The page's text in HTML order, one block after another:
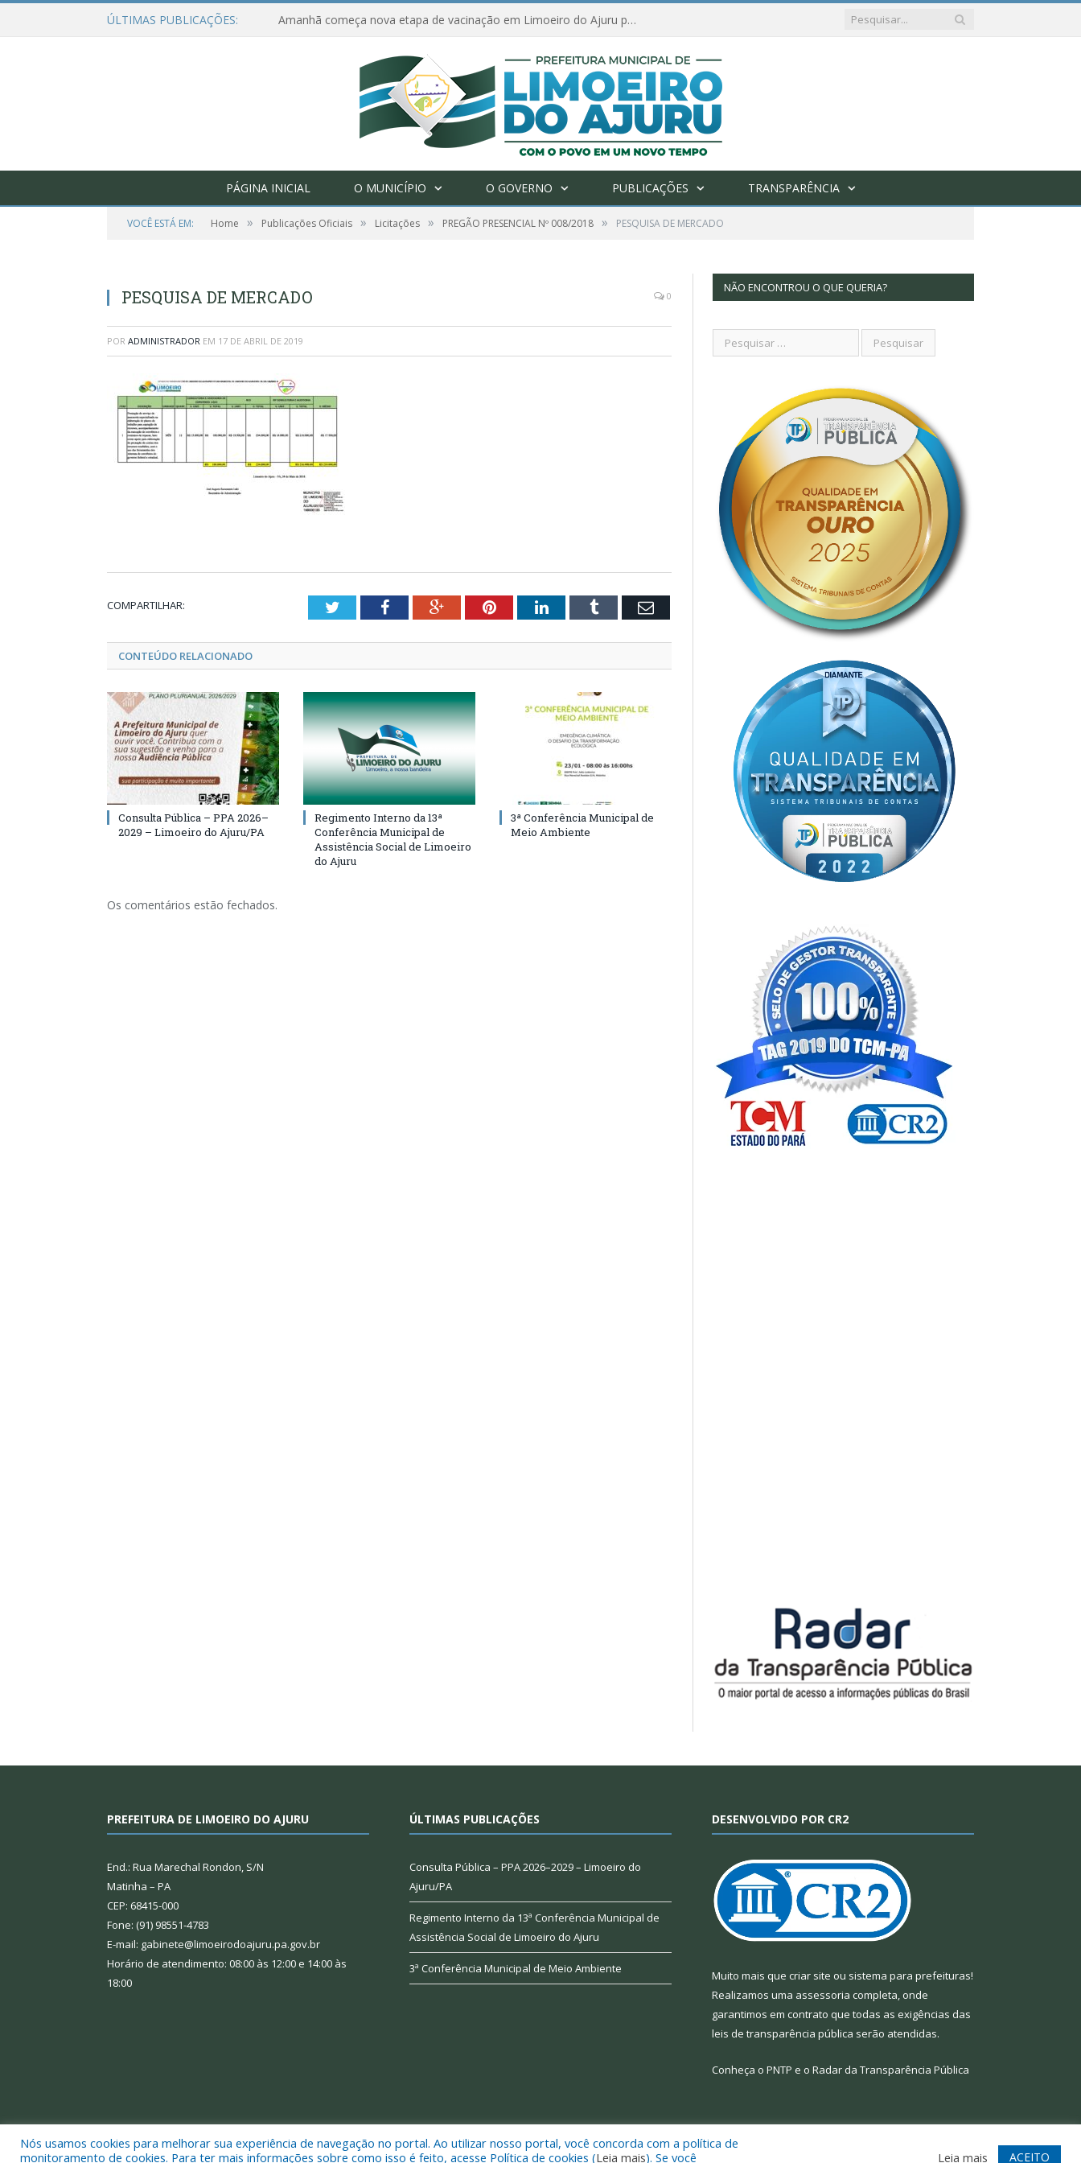
ÚLTIMAS PUBLICAÇÕES: Amanhã começa nova etapa de vacinação em Limoeiro do Ajuru para idosos com 65 ou mais
PÁGINA INICIAL O MUNICÍPIO O GOVERNO PUBLICAÇÕES TRANSPARÊNCIA
VOCÊ ESTÁ EM: Home » Publicações Oficiais » Licitações » PREGÃO PRESENCIAL Nº 008/2018 » PESQUISA DE MERCADO
PESQUISA DE MERCADO 0
POR ADMINISTRADOR EM 17 DE ABRIL DE 2019
COMPARTILHAR: TwitterFacebookGoogle+PinterestLinkedInTumblr Email
CONTEÚDO RELACIONADO
Consulta Pública – PPA 2026–
2029 – Limoeiro do Ajuru/PA
Regimento Interno da 13ª
Conferência Municipal de
Assistência Social de Limoeiro
do Ajuru
3ª Conferência Municipal de
Meio Ambiente
Os comentários estão fechados.
NÃO ENCONTROU O QUE QUERIA?
PREFEITURA DE LIMOEIRO DO AJURU
End.: Rua Marechal Rondon, S/N
Matinha – PA
CEP: 68415-000
Fone: (91) 98551-4783
E-mail: gabinete@limoeirodoajuru.pa.gov.br
Horário de atendimento: 08:00 às 12:00 e 14:00 às
18:00
ÚLTIMAS PUBLICAÇÕES
Consulta Pública – PPA 2026–2029 – Limoeiro do
Ajuru/PA
Regimento Interno da 13ª Conferência Municipal de
Assistência Social de Limoeiro do Ajuru
3ª Conferência Municipal de Meio Ambiente
DESENVOLVIDO POR CR2
Muito mais que criar site ou sistema para prefeituras!
Realizamos uma assessoria completa, onde
garantimos em contrato que todas as exigências das
leis de transparência pública serão atendidas.
Conheça o PNTP e o Radar da Transparência Pública
Todos os direitos reservados a Prefeitura Municipal de Limoeiro do Ajuru. Mapa do Site Acessar Webmail
Nós usamos cookies para melhorar sua experiência de navegação no portal. Ao utilizar nosso portal, você concorda com a política de
monitoramento de cookies. Para ter mais informações sobre como isso é feito, acesse Política de cookies (Leia mais). Se você Leia mais ACEITO